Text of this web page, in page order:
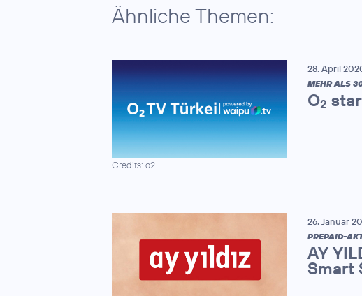
Ähnliche Themen:
Credits: o2
28. April
MEHR ALS
O2
26. Januar
PREPAID-
AY
Smart